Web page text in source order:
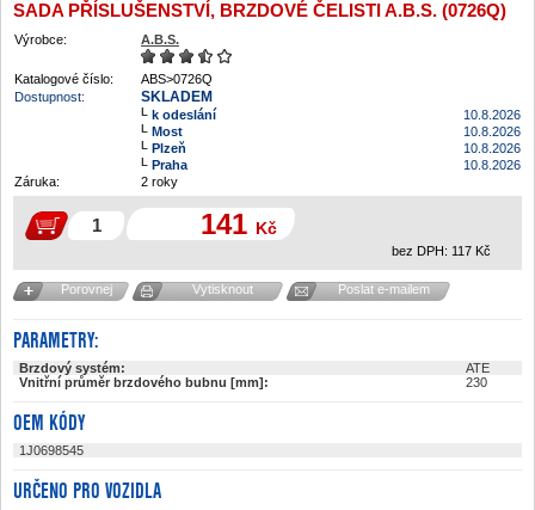
SADA PŘÍSLUŠENSTVÍ, BRZDOVÉ ČELISTI A.B.S. (0726Q)
Výrobce: A.B.S.
Katalogové číslo:
ABS>0726Q
Dostupnost:
SKLADEM
k odeslání
10.8.2026
Most
10.8.2026
Plzeň
10.8.2026
Praha
10.8.2026
Záruka:
2 roky
141 Kč
bez DPH: 117 Kč
Porovnej Vytisknout Poslat e-mailem
PARAMETRY:
Brzdový systém:
ATE
Vnitřní průměr brzdového bubnu [mm]:
230
OEM KÓDY
1J0698545
URČENO PRO VOZIDLA